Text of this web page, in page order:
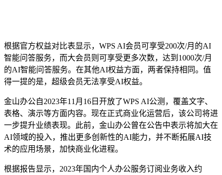
根据官方权益对比表显示，WPS AI会员可享受200次/月的AI
智能问答服务，而大会员则可享受更多次数，达到1000次/月
的AI智能问答服务。在其他AI权益方面，两者保持相同。值
得一提的是，超级会员无法享受AI权益。
金山办公自2023年11月16日开放了WPS AI公测，覆盖文字、
表格、演示等方面内容。现在正式商业化运营后，该公司将进
一步提升业绩表现。此前，金山办公曾在公告中表示将加大在
AI领域的投入，推出更多创新性的AI能力，并不断拓展AI技
术的应用场景，加快商业化进程。
根据报告显示，2023年国内个人办公服务订阅业务收入约